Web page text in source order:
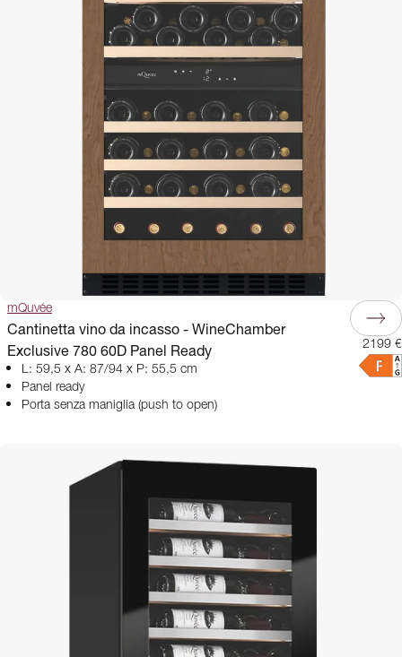
mQuvée
Cantinetta vino da incasso - WineChamber
Exclusive 780 60D Panel Ready
L: 59,5 x A: 87/94 x P: 55,5 cm
Panel ready
Porta senza maniglia (push to open)
2199 €